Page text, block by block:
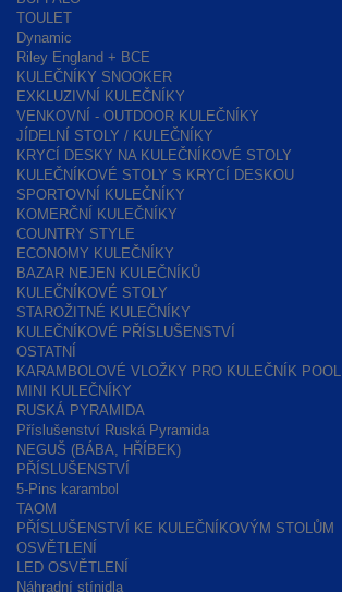
TOULET
Dynamic
Riley England + BCE
KULEČNÍKY SNOOKER
EXKLUZIVNÍ KULEČNÍKY
VENKOVNÍ - OUTDOOR KULEČNÍKY
JÍDELNÍ STOLY / KULEČNÍKY
KRYCÍ DESKY NA KULEČNÍKOVÉ STOLY
KULEČNÍKOVÉ STOLY S KRYCÍ DESKOU
SPORTOVNÍ KULEČNÍKY
KOMERČNÍ KULEČNÍKY
COUNTRY STYLE
ECONOMY KULEČNÍKY
BAZAR NEJEN KULEČNÍKŮ
KULEČNÍKOVÉ STOLY
STAROŽITNÉ KULEČNÍKY
KULEČNÍKOVÉ PŘÍSLUŠENSTVÍ
OSTATNÍ
KARAMBOLOVÉ VLOŽKY PRO KULEČNÍK POOL
MINI KULEČNÍKY
RUSKÁ PYRAMIDA
Příslušenství Ruská Pyramida
NEGUŠ (BÁBA, HŘÍBEK)
PŘÍSLUŠENSTVÍ
5-Pins karambol
TAOM
PŘÍSLUŠENSTVÍ KE KULEČNÍKOVÝM STOLŮM
OSVĚTLENÍ
LED OSVĚTLENÍ
Náhradní stínidla